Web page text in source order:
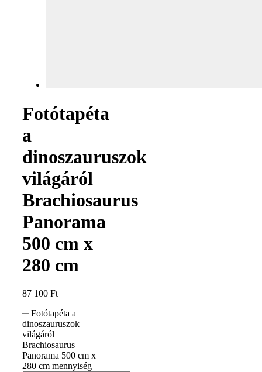
Fotótapéta
a
dinoszauruszok
világáról
Brachiosaurus
Panorama
500 cm x
280 cm
87 100 Ft
Fotótapéta a
dinoszauruszok
világáról
Brachiosaurus
Panorama 500 cm x
280 cm mennyiség